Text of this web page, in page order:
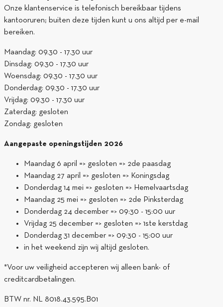
Onze klantenservice is telefonisch bereikbaar tijdens
kantooruren; buiten deze tijden kunt u ons altijd per e-mail
bereiken.
Maandag: 09.30 - 17.30 uur
Dinsdag: 09.30 - 17.30 uur
Woensdag: 09.30 - 17.30 uur
Donderdag: 09.30 - 17.30 uur
Vrijdag: 09.30 - 17.30 uur
Zaterdag: gesloten
Zondag: gesloten
Aangepaste openingstijden 2026
Maandag 6 april => gesloten => 2de paasdag
Maandag 27 april => gesloten => Koningsdag
Donderdag 14 mei => gesloten => Hemelvaartsdag
Maandag 25 mei => gesloten => 2de Pinksterdag
Donderdag 24 december => 09:30 - 15:00 uur
Vrijdag 25 december => gesloten => 1ste kerstdag
Donderdag 31 december => 09:30 - 15:00 uur
in het weekend zijn wij altijd gesloten.
*Voor uw veiligheid accepteren wij alleen bank- of
creditcardbetalingen.
BTW nr. NL 8018.43.595.B01